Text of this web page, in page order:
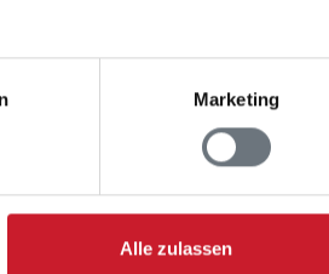
Marketing
Alle zulassen